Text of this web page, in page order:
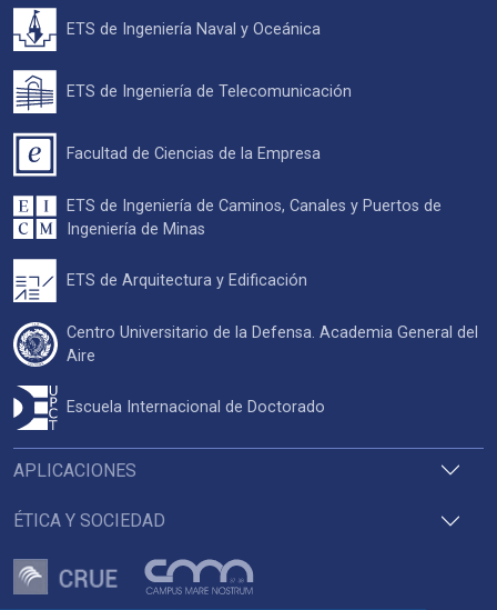
APLICACIONES
ÉTICA Y SOCIEDAD
ETS de Ingeniería Naval y Oceánica
ETS de Ingeniería de Telecomunicación
Facultad de Ciencias de la Empresa
ETS de Ingeniería de Caminos, Canales y Puertos de
Ingeniería de Minas
ETS de Arquitectura y Edificación
Centro Universitario de la Defensa. Academia General del
Aire
Escuela Internacional de Doctorado